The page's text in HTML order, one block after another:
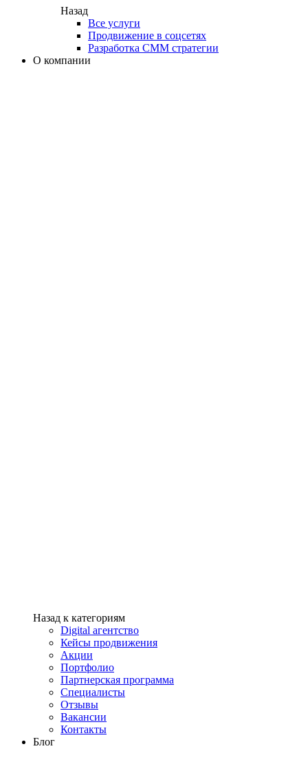
Назад
Все услуги
Продвижение в соцсетях
Разработка СММ стратегии
О компании
Назад к категориям
Digital агентство
Кейсы продвижения
Акции
Портфолио
Партнерская программа
Специалисты
Отзывы
Вакансии
Контакты
Блог